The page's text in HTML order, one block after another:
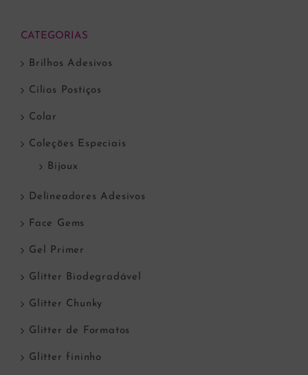
CATEGORIAS
Brilhos Adesivos
Cílios Postiços
Colar
Coleções Especiais
Bijoux
Delineadores Adesivos
Face Gems
Gel Primer
Glitter Biodegradável
Glitter Chunky
Glitter de Formatos
Glitter fininho